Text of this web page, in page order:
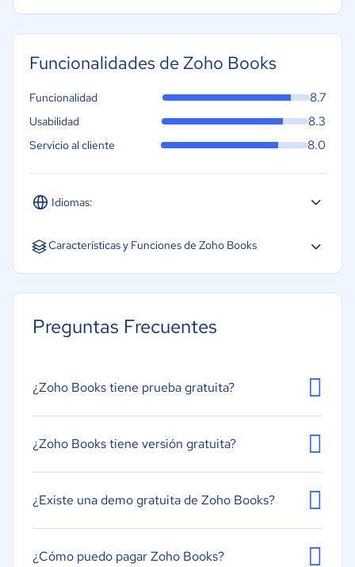
Funcionalidades de Zoho Books
Idiomas:
Español Inglés Portugués
Funcionalidad 8.7
Usabilidad 8.3
Servicio al cliente 8.0
Características y Funciones de Zoho Books
Informes y paneles
Conciliación bancaria
Contabilidad de acreedores
Gestión de facturas
Preguntas Frecuentes
¿Zoho Books tiene prueba gratuita?
¿Zoho Books tiene versión gratuita?
¿Existe una demo gratuita de Zoho Books?
¿Cómo puedo pagar Zoho Books?